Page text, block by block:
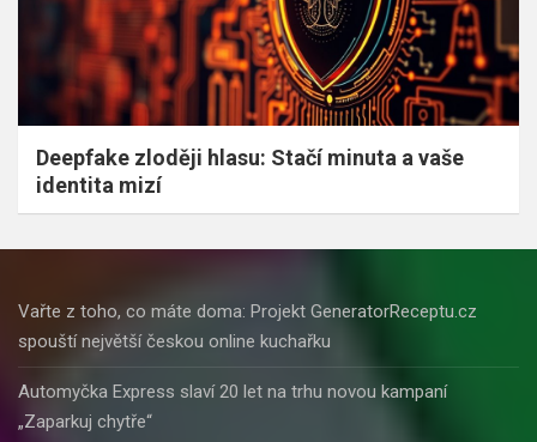
Deepfake zloději hlasu: Stačí minuta a vaše
identita mizí
Vařte z toho, co máte doma: Projekt GeneratorReceptu.cz
spouští největší českou online kuchařku
Automyčka Express slaví 20 let na trhu novou kampaní
„Zaparkuj chytře“